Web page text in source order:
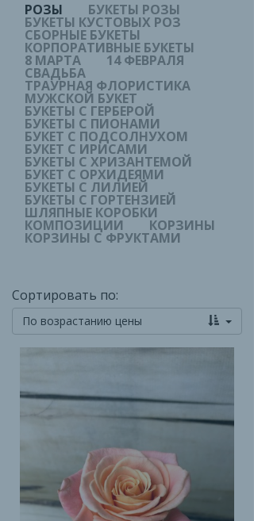
РОЗЫ БУКЕТЫ РОЗЫ
БУКЕТЫ КУСТОВЫХ РОЗ
СБОРНЫЕ БУКЕТЫ
КОРПОРАТИВНЫЕ БУКЕТЫ
8 МАРТА 14 ФЕВРАЛЯ
СВАДЬБА
ТРАУРНАЯ ФЛОРИСТИКА
МУЖСКОЙ БУКЕТ
БУКЕТЫ С ГЕРБЕРОЙ
БУКЕТЫ С ПИОНАМИ
БУКЕТ С ПОДСОЛНУХОМ
БУКЕТ С ИРИСАМИ
БУКЕТЫ С ХРИЗАНТЕМОЙ
БУКЕТ С ОРХИДЕЯМИ
БУКЕТЫ С ЛИЛИЕЙ
БУКЕТЫ С ГОРТЕНЗИЕЙ
ШЛЯПНЫЕ КОРОБКИ
КОМПОЗИЦИИ КОРЗИНЫ
КОРЗИНЫ С ФРУКТАМИ
Сортировать по:
По возрастанию цены